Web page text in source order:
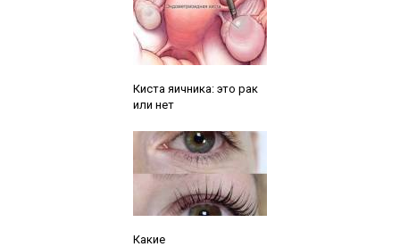
Киста яичника: это рак
или нет
Какие